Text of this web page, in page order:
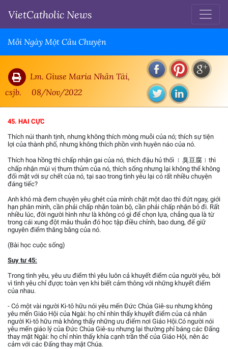
VietCatholic News
Mỗi Ngày Một Câu Chuyện
Lm. Giuse Maria Nhân Tài,
csjb.
08/Nov/2022
45. HAI CỰC
Thích núi thanh tịnh, nhưng không thích mòng muỗi của nó; thích sự tiện
lợi của thành phố, nhưng không thích phồn vinh huyên náo của nó.
Thích hoa hồng thì chấp nhận gai của nó, thích đậu hủ thối ﹝臭豆腐﹞thì
chấp nhận mùi vị thum thủm của nó, thích sống nhưng lại không thể không
đối mặt với sự chết của nó, tại sao trong tình yêu lại có rất nhiều chuyện
đáng tiếc?
Anh khó mà đem chuyện yêu ghét của mình chặt một dao thì đứt ngay, giới
hạn phân minh, cần phải chấp nhận toàn bộ, cần phải chấp nhận bỏ đi. Rất
nhiều lúc, đời người hình như là không có gì để chọn lựa, chẳng qua là từ
trong cái xung đột mâu thuẫn đó học tập điều chỉnh, bao dung, để giữ
nguyên điểm thăng bằng của nó.
(Bài học cuộc sống)
Suy tư 45:
Trong tình yêu, yêu ưu điểm thì yêu luôn cả khuyết điểm của người yêu, bởi
vì tình yêu chỉ đựợc toàn vẹn khi biết cảm thông với những khuyết điểm
của nhau.
- Có một vài người Ki-tô hữu nói yêu mến Đức Chúa Giê-su nhưng không
yêu mến Giáo Hội của Ngài: họ chỉ nhìn thấy khuyết điểm của cá nhân
người Ki-tô hữu mà không thấy những ưu điểm nơi Giáo Hội.Có người nói
yêu mến giáo lý của Đức Chúa Giê-su nhưng lại thường phỉ báng các Đấng
thay mặt Ngài: họ chỉ nhìn thấy khía cạnh trần thế của Giáo Hội, nên ác
cảm với các Đấng thay mặt Chúa.